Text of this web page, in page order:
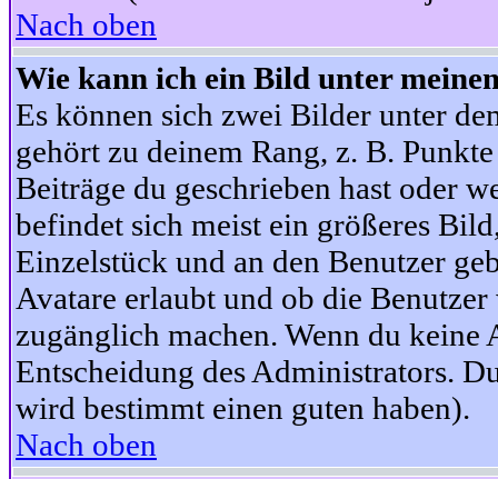
Nach oben
Wie kann ich ein Bild unter
Es können sich zwei Bilder unter
gehört zu deinem Rang, z. B.
Beiträge du geschrieben hast oder
befindet sich meist ein größeres
Einzelstück und an den Benutzer
Avatare erlaubt und ob die
zugänglich machen. Wenn du keine
Entscheidung des Administrators.
wird bestimmt einen guten haben).
Nach oben